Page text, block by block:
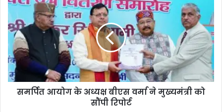
समर्पित आयोग के अध्यक्ष बीएस वर्मा ने मुख्यमंत्री को
सौंपी रिपोर्ट